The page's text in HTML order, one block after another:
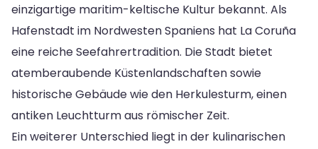
einzigartige maritim-keltische Kultur bekannt. Als
Hafenstadt im Nordwesten Spaniens hat La Coruña
eine reiche Seefahrertradition. Die Stadt bietet
atemberaubende Küstenlandschaften sowie
historische Gebäude wie den Herkulesturm, einen
antiken Leuchtturm aus römischer Zeit.
Ein weiterer Unterschied liegt in der kulinarischen